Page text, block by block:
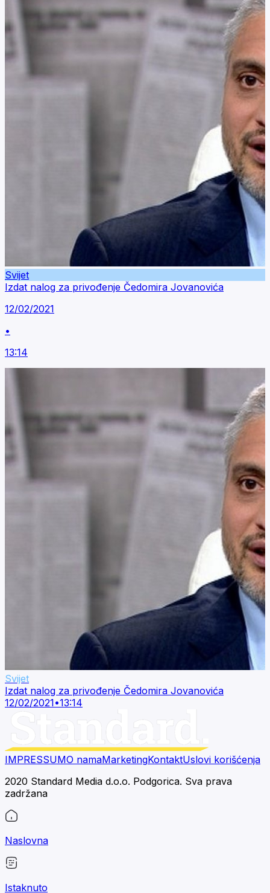
Svijet
Izdat nalog za privođenje Čedomira Jovanovića
12/02/2021
•
13:14
Svijet
Izdat nalog za privođenje Čedomira Jovanovića
12/02/2021•13:14
IMPRESSUMO namaMarketingKontaktUslovi korišćenja
2020 Standard Media d.o.o. Podgorica. Sva prava
zadržana
Naslovna
Istaknuto